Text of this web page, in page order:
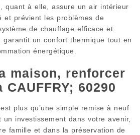
quant à elle, assure un air intérieur
et prévient les problèmes de
de chauffage efficace et
garantit un confort thermique tout en
énergétique.
maison, renforcer
60290
plus qu’une simple remise à neuf
un investissement dans votre avenir,
famille et dans la préservation de